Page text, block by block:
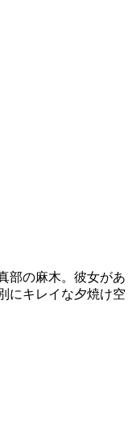
部の麻木。彼女があ
にキレイな夕焼け空